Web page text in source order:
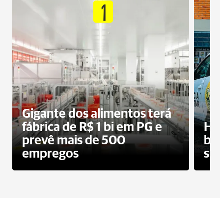
1
Gigante dos alimentos terá
fábrica de R$ 1 bi em PG e
prevê mais de 500
empregos